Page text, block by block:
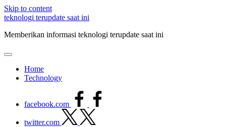
Skip to content
teknologi terupdate saat ini
Memberikan informasi teknologi terupdate saat ini
Home
Technology
facebook.com
twitter.com